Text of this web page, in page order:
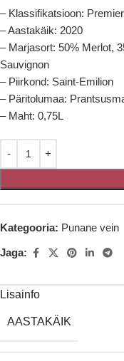
– Klassifikatsioon:
– Aastakäik: 2020
– Marjasort: 50% Merlot,
Sauvignon
– Piirkond: Saint-Emilion
– Päritolumaa:
– Maht: 0,75L
Kategooria: Punane vein
Jaga:
Lisainfo
AASTAKÄIK